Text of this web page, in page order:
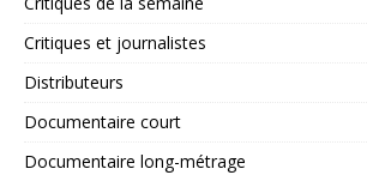
Critiques et journalistes
Distributeurs
Documentaire court
Documentaire long-métrage